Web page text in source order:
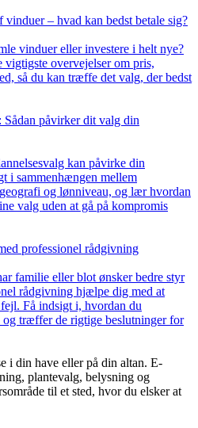
– hvad kan bedst betale sig?
vinduer eller investere i helt nye?
overvejelser om pris,
så du kan træffe det valg, der bedst
påvirker dit valg din
kan påvirke din
i sammenhængen mellem
og lønniveau, og lær hvordan
valg uden at gå på kompromis
professionel rådgivning
familie eller blot ønsker bedre styr
rådgivning hjælpe dig med at
Få indsigt i, hvordan du
træffer de rigtige beslutninger for
i din have eller på din altan. E-
plantevalg, belysning og
til et sted, hvor du elsker at